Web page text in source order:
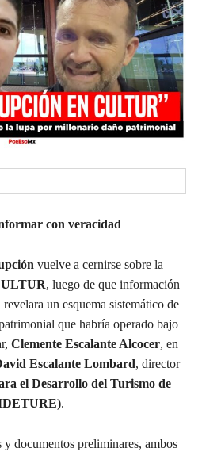
con veracidad
vuelve a cernirse sobre la
, luego de que información
un esquema sistemático de
que habría operado bajo
Clemente Escalante Alcocer, en
Escalante Lombard, director
el Desarrollo del Turismo de
.
documentos preliminares, ambos